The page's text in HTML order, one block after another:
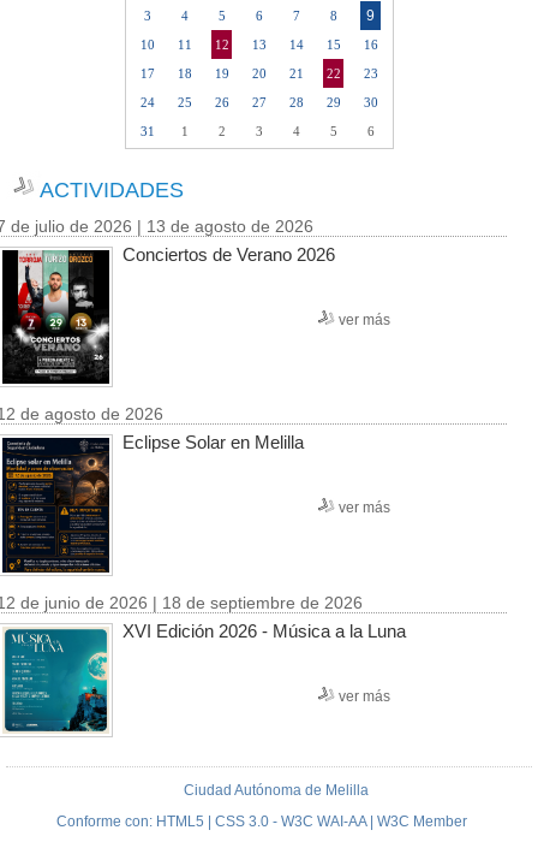
3
4 5 6 7 8 9
10 11 12 13 14 15
16
17
18 19 20 21 22
23
24
25 26 27 28 29
30
31
1 2 3 4 5 6
ACTIVIDADES
de julio de 2026 | 13 de agosto de 2026
Conciertos de Verano 2026
ver más
de agosto de 2026
Eclipse Solar en Melilla
ver más
de junio de 2026 | 18 de septiembre de 2026
XVI Edición 2026 - Música a la Luna
ver más
Ciudad Autónoma de Melilla
Conforme con: HTML5 | CSS 3.0 - W3C WAI-AA | W3C Member